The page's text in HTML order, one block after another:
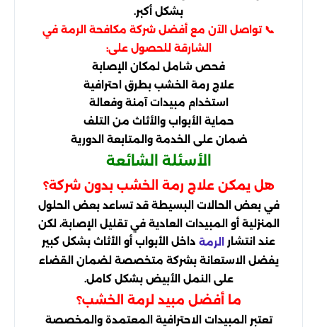
بشكل أكبر.
📞 تواصل الآن مع أفضل شركة مكافحة الرمة في
الشارقة للحصول على:
فحص شامل لمكان الإصابة
علاج رمة الخشب بطرق احترافية
استخدام مبيدات آمنة وفعالة
حماية الأبواب والأثاث من التلف
ضمان على الخدمة والمتابعة الدورية
الأسئلة الشائعة
هل يمكن علاج رمة الخشب بدون شركة؟
في بعض الحالات البسيطة قد تساعد بعض الحلول
المنزلية أو المبيدات العادية في تقليل الإصابة، لكن
عند انتشار
الرمة داخل الأبواب أو الأثاث بشكل كبير
يفضل الاستعانة بشركة متخصصة لضمان القضاء
على النمل الأبيض بشكل كامل.
ما أفضل مبيد لرمة الخشب؟
تعتبر المبيدات الاحترافية المعتمدة والمخصصة